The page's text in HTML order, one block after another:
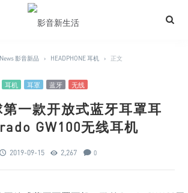
News 影音新品 › HEADPHONE 耳机 › 正文
耳机 耳罩 蓝牙 无线
一款开放式蓝牙耳罩耳
GW100无线耳机
2019-09-15 2,267 0